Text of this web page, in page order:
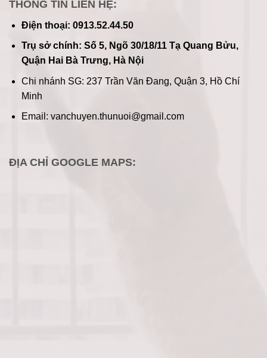
THÔNG TIN LIÊN HỆ:
Điện thoại: 0913.52.44.50
Trụ sở chính: Số 5, Ngõ 30/18/11 Tạ Quang Bửu,
Quận Hai Bà Trưng, Hà Nội
Chi nhánh SG: 237 Trần Văn Đang, Quận 3, Hồ Chí
Minh
Email: vanchuyen.thunuoi@gmail.com
ĐỊA CHỈ GOOGLE MAPS: